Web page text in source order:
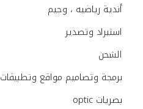
أندية رياضيه ، وجيم
استيراد وتصدير
الشحن
برمجة وتصاميم مواقع وتطبيقات
بصريات optic